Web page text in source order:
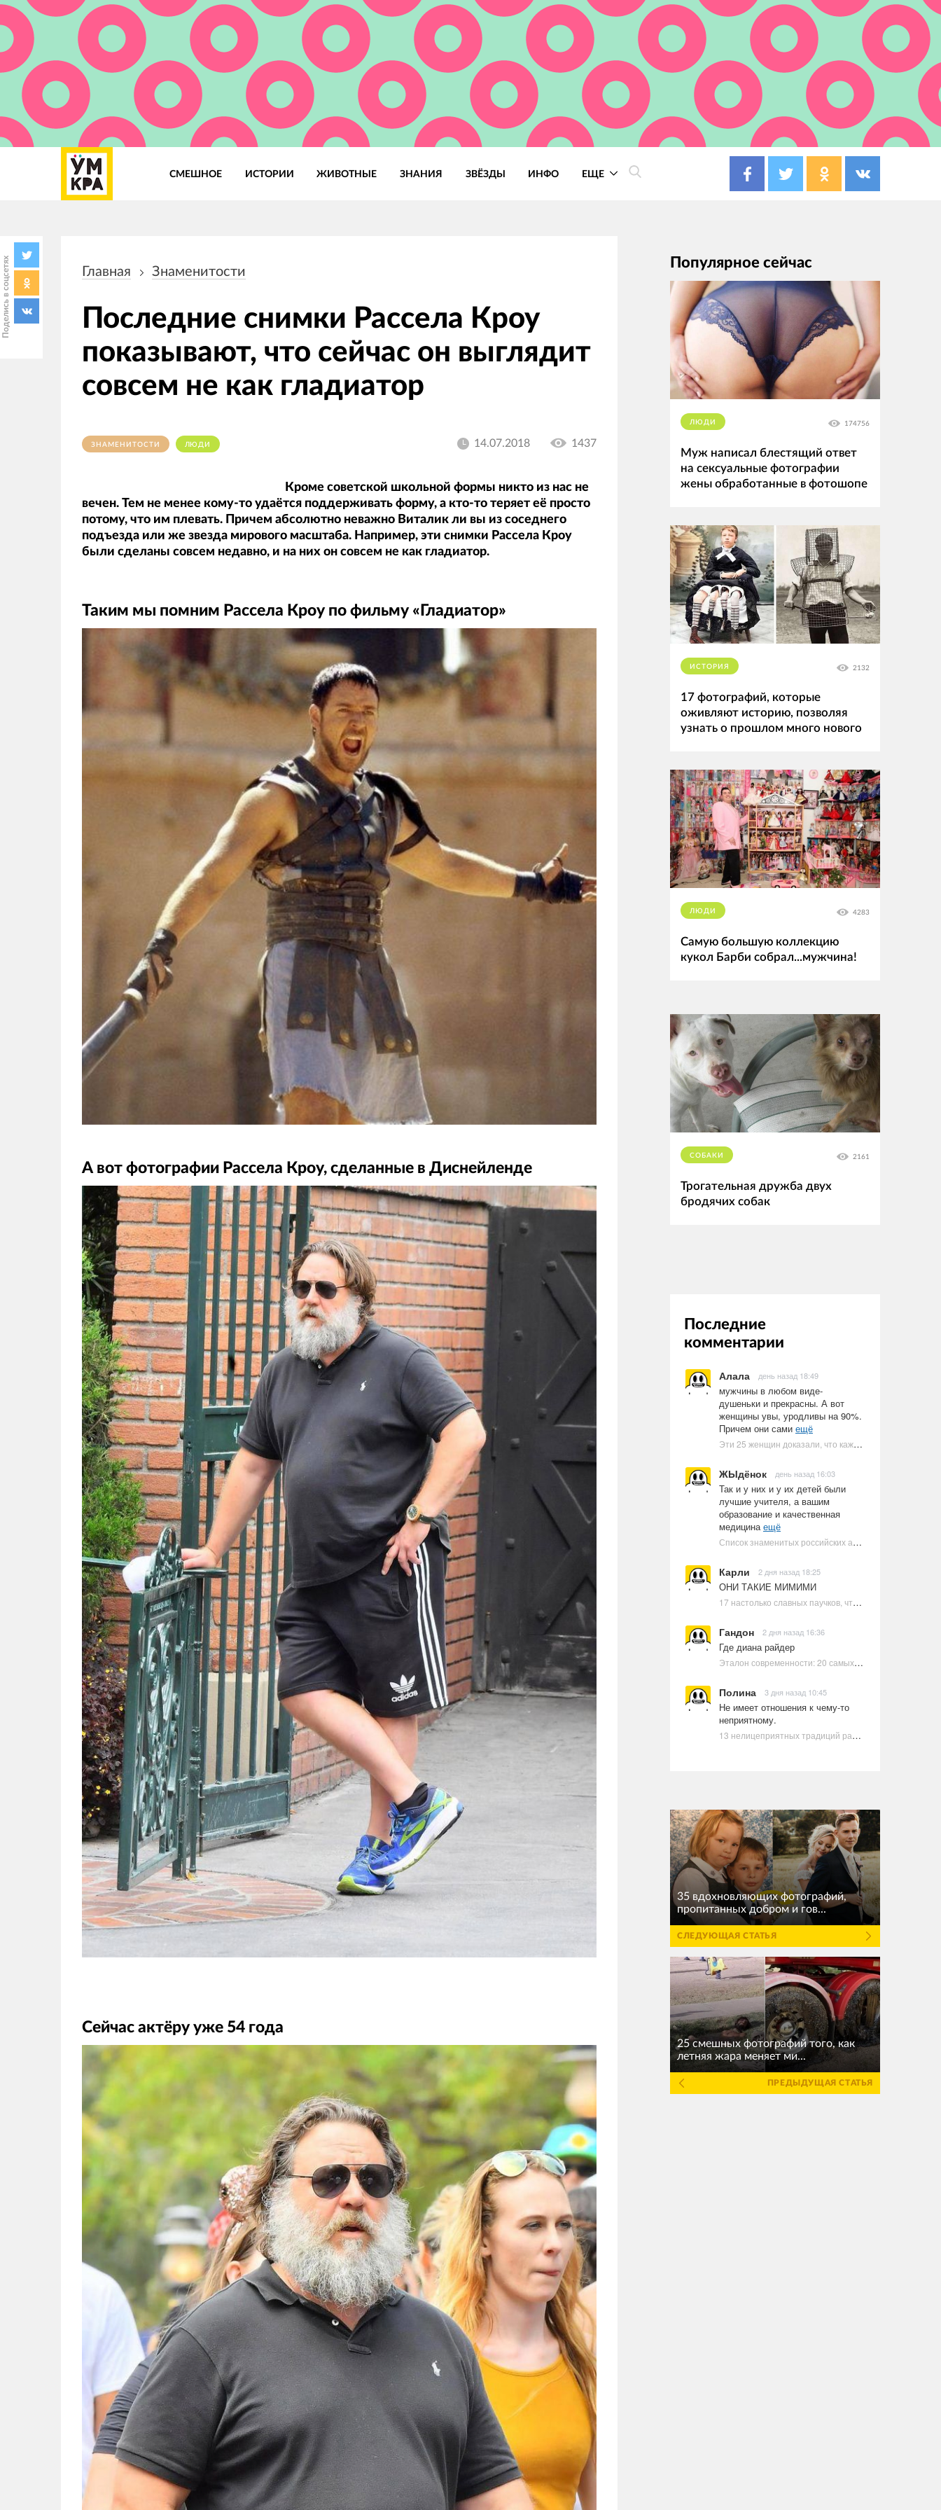
СМЕШНОЕ ИСТОРИИ ЖИВОТНЫЕ ЗНАНИЯ ЗВЁЗДЫ ИНФО ЕЩЕ
Поделись в соцсетях навигации
Главная Знаменитости
Последние снимки Рассела Кроу
показывают, что сейчас он выглядит
совсем не как гладиатор
ЗНАМЕНИТОСТИ ЛЮДИ 14.07.2018 1437
Кроме советской школьной формы никто из нас не
вечен. Тем не менее кому-то удаётся поддерживать форму, а кто-то теряет её просто
потому, что им плевать. Причем абсолютно неважно Виталик ли вы из соседнего
подъезда или же звезда мирового масштаба. Например, эти снимки Рассела Кроу
были сделаны совсем недавно, и на них он совсем не как гладиатор.
Таким мы помним Рассела Кроу по фильму «Гладиатор»
А вот фотографии Рассела Кроу, сделанные в Диснейленде
Сейчас актёру уже 54 года
Популярное сейчас
ЛЮДИ 174756
Муж написал блестящий ответ
на сексуальные фотографии
жены обработанные в фотошопе
ИСТОРИЯ 2132
17 фотографий, которые
оживляют историю, позволяя
узнать о прошлом много нового
ЛЮДИ 4283
Самую большую коллекцию
кукол Барби собрал...мужчина!
СОБАКИ 2161
Трогательная дружба двух
бродячих собак
Последние
комментарии
Алала день назад 18:49
мужчины в любом виде-
душеньки и прекрасны. А вот
женщины увы, уродливы на 90%.
Причем они сами ещё
Эти 25 женщин доказали, что каждое тело имеет право быть в бикини
ЖЫдёнок день назад 16:03
Так и у них и у их детей были
лучшие учителя, а вашим
образование и качественная
медицинаещё
Список знаменитых российских артистов-евреев | Ультрамарин
Карли 2 дня назад 18:25
ОНИ ТАКИЕ МИМИМИ
17 настолько славных паучков, что даже у арахнофобов появится желание их погладить
Гандон 2 дня назад 16:36
Где диана райдер
Эталон современности: 20 самых красивых и привлекательных актрис Голливуда, по мнению Google | Ультрамарин
Полина 3 дня назад 10:45
Не имеет отношения к чему-то
неприятному.
13 нелицеприятных традиций разных стран, которые могут шокировать неподготовленного человека
35 вдохновляющих фотографий,
пропитанных добром и гов...
СЛЕДУЮЩАЯ СТАТЬЯ
25 смешных фотографий того, как
летняя жара меняет ми...
ПРЕДЫДУЩАЯ СТАТЬЯ